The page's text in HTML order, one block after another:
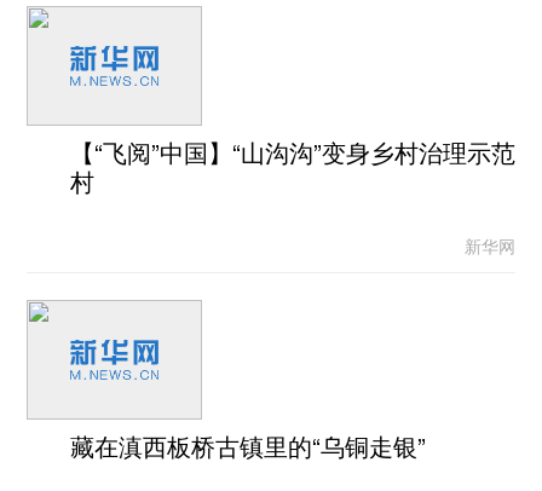
【“飞阅”中国】“山沟沟”变身乡村治理示范
村
新华网
藏在滇西板桥古镇里的“乌铜走银”